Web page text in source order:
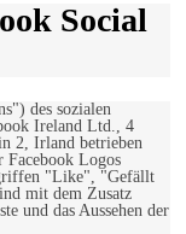
Social
des sozialen
Ireland Ltd., 4
2, Irland betrieben
Logos
"Like", "Gefällt
mit dem Zusatz
und das Aussehen der